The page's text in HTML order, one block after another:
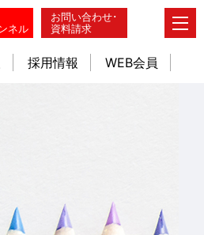
お問い合わせ･
資料請求
ネル
採用情報 WEB会員